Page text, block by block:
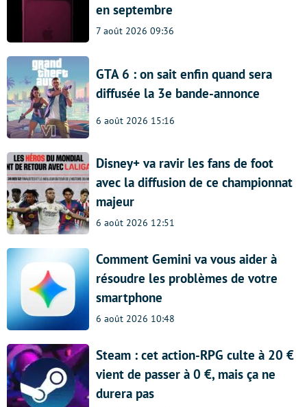
en septembre
7 août 2026 09:36
GTA 6 : on sait enfin quand sera
diffusée la 3e bande-annonce
6 août 2026 15:16
Disney+ va ravir les fans de foot
avec la diffusion de ce championnat
majeur
6 août 2026 12:51
Comment Gemini va vous aider à
résoudre les problèmes de votre
smartphone
6 août 2026 10:48
Steam : cet action-RPG culte à 20 €
vient de passer à 0 €, mais ça ne
durera pas